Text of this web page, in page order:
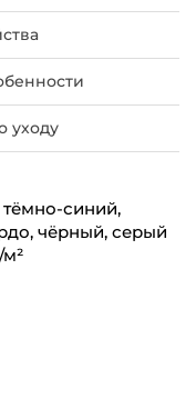
уходу
тёмно-синий,
чёрный, серый
м²